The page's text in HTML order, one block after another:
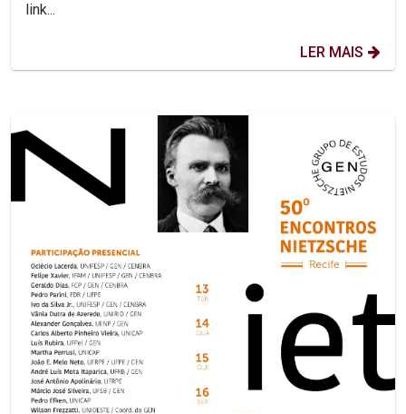
link...
LER MAIS